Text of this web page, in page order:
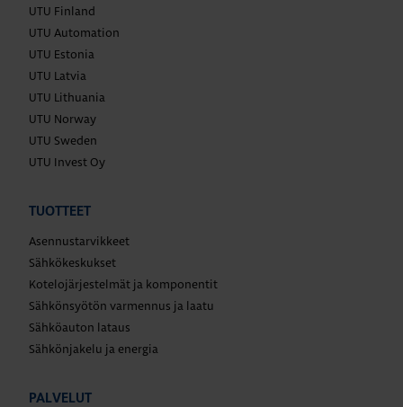
UTU Finland
UTU Automation
UTU Estonia
UTU Latvia
UTU Lithuania
UTU Norway
UTU Sweden
UTU Invest Oy
TUOTTEET
Asennustarvikkeet
Sähkökeskukset
Kotelojärjestelmät ja komponentit
Sähkönsyötön varmennus ja laatu
Sähköauton lataus
Sähkönjakelu ja energia
PALVELUT